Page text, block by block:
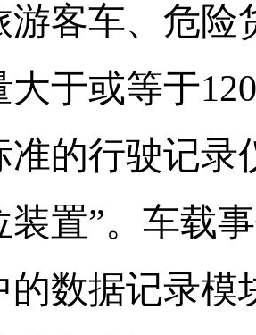
游客车、危险
大于或等于
准的行驶记录
装置”。车载
的数据记录模